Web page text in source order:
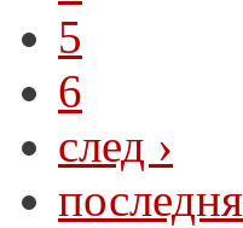
5
6
след ›